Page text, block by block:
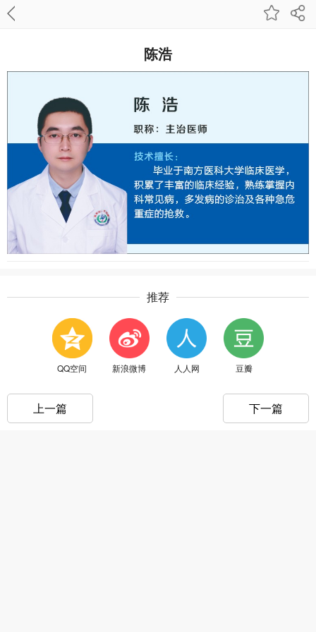
陈浩
推荐
QQ空间 新浪微博 人人网 豆瓣
上一篇 下一篇